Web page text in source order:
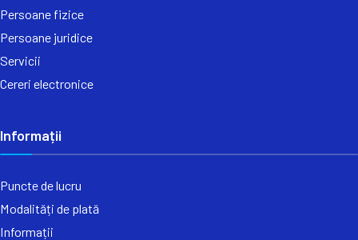
Persoane fizice
Persoane juridice
Servicii
Cereri electronice
Informații
Puncte de lucru
Modalități de plată
Informații